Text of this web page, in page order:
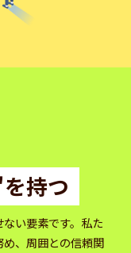
持つ
い要素です。私た
、周囲との信頼関